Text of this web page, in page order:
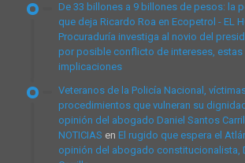
De 33 billones a 9 billones de pesos: la
que deja Ricardo Roa en Ecopetrol - EL
Procuraduría investiga al novio del
por posible conflicto de intereses, estas
implicaciones
Veteranos de la Policía Nacional,
procedimientos que vulneran su
opinión del abogado Daniel Santos
NOTICIAS en El rugido que espera el
opinión del abogado constitucionalista,